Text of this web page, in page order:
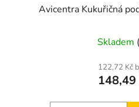
Avicentra Kukuřičná
Skladem
122,72 Kč
148,49